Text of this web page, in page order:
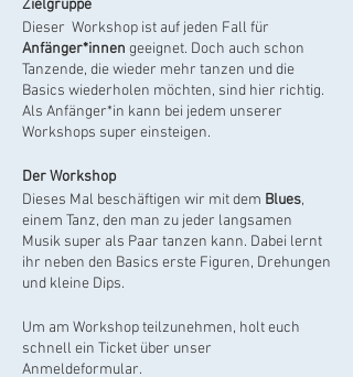
Zielgruppe
Dieser Workshop ist auf jeden Fall für
Anfänger*innen geeignet. Doch auch schon
Tanzende, die wieder mehr tanzen und die
Basics wiederholen möchten, sind hier richtig.
Als Anfänger*in kann bei jedem unserer
Workshops super einsteigen.
Der Workshop
Dieses Mal beschäftigen wir mit dem Blues,
einem Tanz, den man zu jeder langsamen
Musik super als Paar tanzen kann. Dabei lernt
ihr neben den Basics erste Figuren, Drehungen
und kleine Dips.
Um am Workshop teilzunehmen, holt euch
schnell ein Ticket über unser
Anmeldeformular.